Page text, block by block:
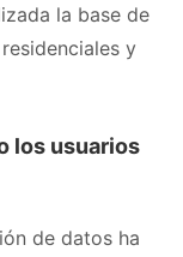
la base de
y
los usuarios
de datos ha